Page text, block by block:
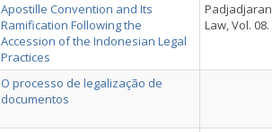
Apostille Convention and Its
Ramification Following the
Accession of the Indonesian Legal
Practices
Law, Vol. 08.
O processo de legalização de
documentos